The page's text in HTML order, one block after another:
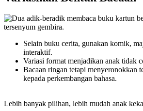
Selain buku cerita, gunakan komik,
interaktif.
Variasi format menjadikan anak tidak
Bacaan ringan tetapi menyeronokkan
kepada perkembangan bahasa.
Lebih banyak pilihan, lebih mudah anak